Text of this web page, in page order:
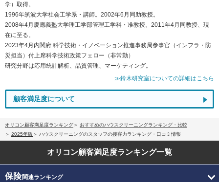
学）取得。
1996年筑波大学社会工学系・講師。2002年6月同助教授。
2008年4月慶應義塾大学理工学部管理工学科・准教授。2011年4月同教授、現
在に至る。
2023年4月内閣府 科学技術・イノベーション推進事務局参事官（インフラ・防
災担当）付上席科学技術政策フェロー（非常勤）
研究分野は応用統計解析、品質管理、マーケティング。
≫鈴木研究室についての詳細はこちら
顧客満足度について
オリコン顧客満足度ランキング
おすすめのハウスクリーニングランキング・比較
2025年版
ハウスクリーニングのスタッフの接客力ランキング・口コミ情報
オリコン顧客満足度ランキング一覧
保険関連ランキング